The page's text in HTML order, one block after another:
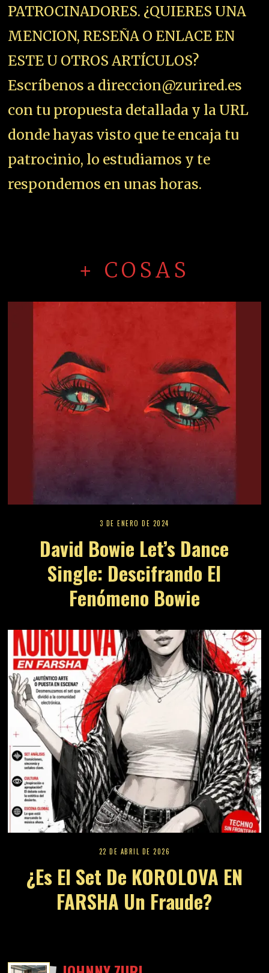
PATROCINADORES. ¿QUIERES UNA
MENCION, RESEÑA O ENLACE EN
ESTE U OTROS ARTÍCULOS?
Escríbenos a direccion@zurired.es
con tu propuesta detallada y la URL
donde hayas visto que te encaja tu
patrocinio, lo estudiamos y te
respondemos en unas horas.
+ COSAS
3 DE ENERO DE 2024
David Bowie Let’s Dance
Single: Descifrando El
Fenómeno Bowie
22 DE ABRIL DE 2026
¿Es El Set De KOROLOVA EN
FARSHA Un Fraude?